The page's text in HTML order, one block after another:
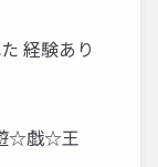
経験あり
☆戯☆王